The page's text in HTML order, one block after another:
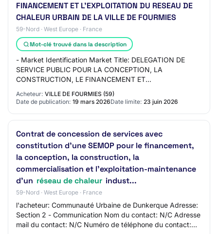
FINANCEMENT ET L'EXPLOITATION DU RESEAU DE
CHALEUR URBAIN DE LA VILLE DE FOURMIES
59-Nord · West Europe · France
Mot-clé trouvé dans la description
- Market Identification Market Title: DELEGATION DE
SERVICE PUBLIC POUR LA CONCEPTION, LA
CONSTRUCTION, LE FINANCEMENT ET
L'EXPLOITATION DU RESEAU DE CHALEUR URBAIN DE
LA VILLE DE FOURMIES Main CPV C…
Acheteur: VILLE DE FOURMIES (59)
Date de publication: 19 mars 2026Date limite: 23 juin 2026
Contrat de concession de services avec
constitution d'une SEMOP pour le financement,
la conception, la construction, la
commercialisation et l'exploitation-maintenance
d'un réseau de chaleur indust...
59-Nord · West Europe · France
l'acheteur: Communauté Urbaine de Dunkerque Adresse:
Section 2 - Communication Nom du contact: N/C Adresse
mail du contact: N/C Numéro de téléphone du contact: